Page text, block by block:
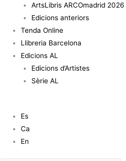
ArtsLibris ARCOmadrid 2026
Edicions anteriors
Tenda Online
Llibreria Barcelona
Edicions AL
Edicions d’Artistes
Sèrie AL
Es
Ca
En